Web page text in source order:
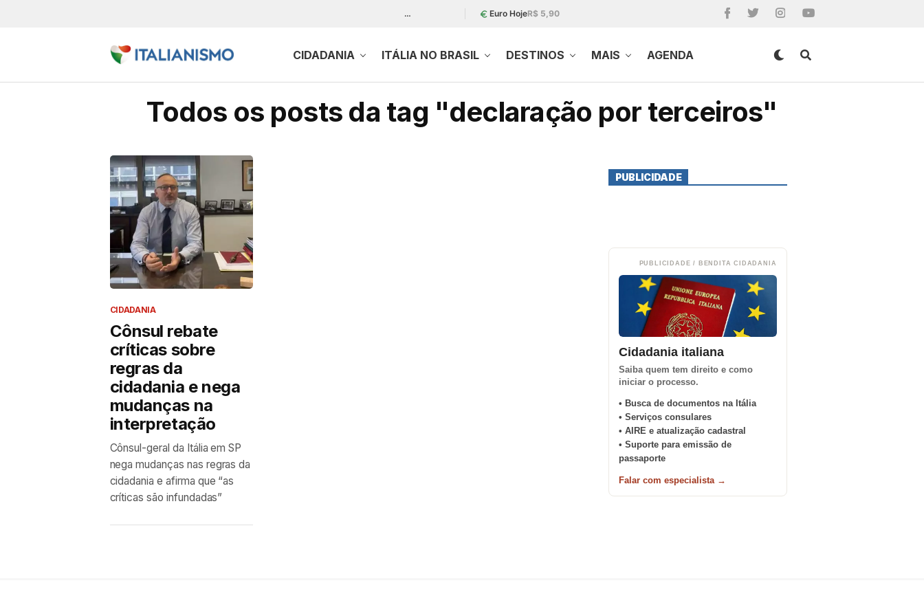
… Euro HojeR$ 5,90
CIDADANIA ITÁLIA NO BRASIL DESTINOS MAIS AGENDA
Todos os posts da tag "declaração por terceiros"
CIDADANIA
Cônsul rebate
críticas sobre
regras da
cidadania e nega
mudanças na
interpretação
Cônsul-geral da Itália em SP
nega mudanças nas regras da
cidadania e afirma que “as
críticas são infundadas”
PUBLICIDADE
PUBLICIDADE / BENDITA CIDADANIA
Cidadania italiana
Saiba quem tem direito e como
iniciar o processo.
• Busca de documentos na Itália
• Serviços consulares
• AIRE e atualização cadastral
• Suporte para emissão de
passaporte
Falar com especialista →